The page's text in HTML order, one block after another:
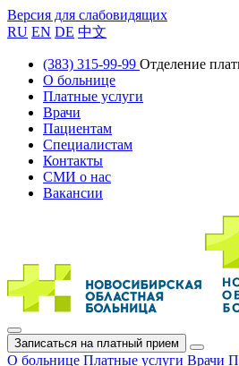
Версия для слабовидящих
RU EN DE 中文
(383) 315-99-99 Отделение
О больнице
Платные услуги
Врачи
Пациентам
Специалистам
Контакты
СМИ о нас
Вакансии
Записаться на платный прием
О больнице Платные услуги Врачи